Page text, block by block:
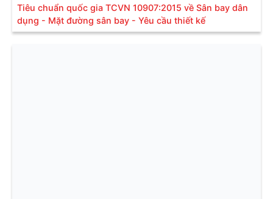
Tiêu chuẩn quốc gia TCVN 10907:2015 về Sân bay dân
dụng - Mặt đường sân bay - Yêu cầu thiết kế